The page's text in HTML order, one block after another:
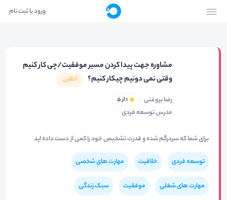
ورود یا ثبت نام
مشاوره جهت پیدا کردن مسیر موفقیت/چی کار کنیم
وقتی نمی دونیم چیکار کنیم؟
آنلاین
رضا بروغنی
مدرس توسعه فردی
1 از 5
برای شما که سردرگم شده و قدرت تشخیص خود را کمی از دست داده اید
توسعه فردی خلاقیت مهارت های شخصی
مهارت های شغلی موفقیت سبک زندگی